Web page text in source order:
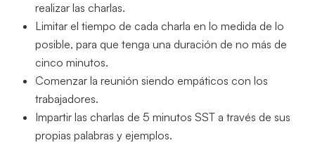
realizar las charlas.
Limitar el tiempo de cada charla en lo medida de lo
posible, para que tenga una duración de no más de
cinco minutos.
Comenzar la reunión siendo empáticos con los
trabajadores.
Impartir las charlas de 5 minutos SST a través de sus
propias palabras y ejemplos.